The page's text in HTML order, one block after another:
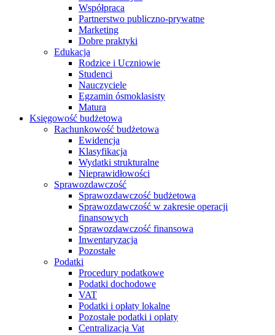
Współpraca
Partnerstwo publiczno-prywatne
Marketing
Dobre praktyki
Edukacja
Rodzice i Uczniowie
Studenci
Nauczyciele
Egzamin ósmoklasisty
Matura
Księgowość budżetowa
Rachunkowość budżetowa
Ewidencja
Klasyfikacja
Wydatki strukturalne
Nieprawidłowości
Sprawozdawczość
Sprawozdawczość budżetowa
Sprawozdawczość w zakresie operacji
finansowych
Sprawozdawczość finansowa
Inwentaryzacja
Pozostałe
Podatki
Procedury podatkowe
Podatki dochodowe
VAT
Podatki i opłaty lokalne
Pozostałe podatki i opłaty
Centralizacja Vat